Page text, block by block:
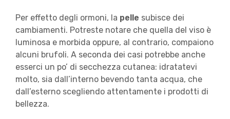
Per effetto degli ormoni, la pelle subisce dei
cambiamenti. Potreste notare che quella del viso è
luminosa e morbida oppure, al contrario, compaiono
alcuni brufoli. A seconda dei casi potrebbe anche
esserci un po’ di secchezza cutanea: idratatevi
molto, sia dall’interno bevendo tanta acqua, che
dall’esterno scegliendo attentamente i prodotti di
bellezza.